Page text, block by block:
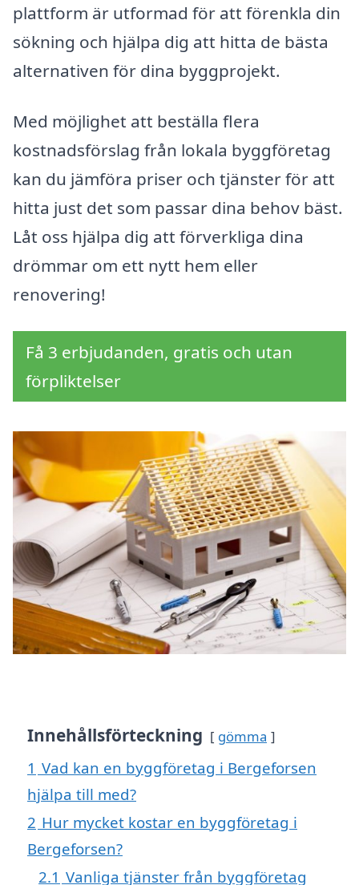
plattform är utformad för att förenkla din
sökning och hjälpa dig att hitta de bästa
alternativen för dina byggprojekt.
Med möjlighet att beställa flera
kostnadsförslag från lokala byggföretag
kan du jämföra priser och tjänster för att
hitta just det som passar dina behov bäst.
Låt oss hjälpa dig att förverkliga dina
drömmar om ett nytt hem eller
renovering!
Få 3 erbjudanden, gratis och utan
förpliktelser
Innehållsförteckning gömma
1 Vad kan en byggföretag i Bergeforsen
hjälpa till med?
2 Hur mycket kostar en byggföretag i
Bergeforsen?
2.1 Vanliga tjänster från byggföretag